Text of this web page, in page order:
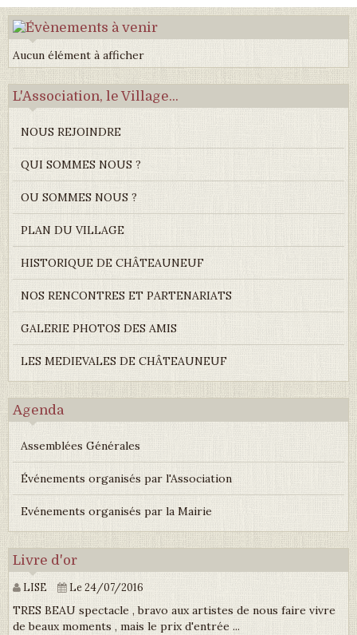
Aucun élément à afficher
L'Association, le Village...
NOUS REJOINDRE
QUI SOMMES NOUS ?
OU SOMMES NOUS ?
PLAN DU VILLAGE
HISTORIQUE DE CHÂTEAUNEUF
NOS RENCONTRES ET PARTENARIATS
GALERIE PHOTOS DES AMIS
LES MEDIEVALES DE CHÂTEAUNEUF
Agenda
Assemblées Générales
Événements organisés par l'Association
Evénements organisés par la Mairie
Livre d'or
LISE Le 24/07/2016
TRES BEAU spectacle , bravo aux artistes de nous faire vivre
de beaux moments , mais le prix d'entrée ...